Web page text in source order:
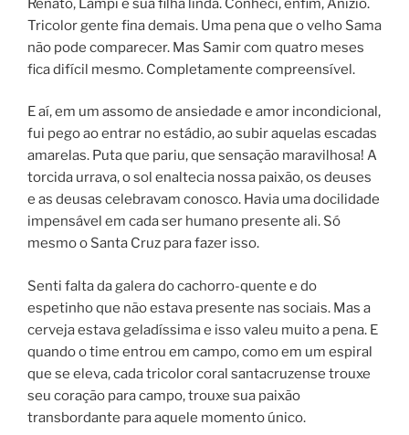
Tricolor gente fina demais. Uma pena que o velho Sama
não pode comparecer. Mas Samir com quatro meses
fica difícil mesmo. Completamente compreensível.
E aí, em um assomo de ansiedade e amor incondicional,
fui pego ao entrar no estádio, ao subir aquelas escadas
amarelas. Puta que pariu, que sensação maravilhosa! A
torcida urrava, o sol enaltecia nossa paixão, os deuses
e as deusas celebravam conosco. Havia uma docilidade
impensável em cada ser humano presente ali. Só
mesmo o Santa Cruz para fazer isso.
Senti falta da galera do cachorro-quente e do
espetinho que não estava presente nas sociais. Mas a
cerveja estava geladíssima e isso valeu muito a pena. E
quando o time entrou em campo, como em um espiral
que se eleva, cada tricolor coral santacruzense trouxe
seu coração para campo, trouxe sua paixão
transbordante para aquele momento único.